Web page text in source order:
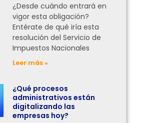
¿Desde cuándo entrará en
vigor esta obligación?
Entérate de qué iría esta
resolución del Servicio de
Impuestos Nacionales
Leer más »
¿Qué procesos
administrativos están
digitalizando las
empresas hoy?